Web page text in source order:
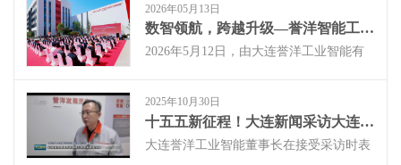
来战略规划展开深入座谈。
业智能有限公司主办的首届AI赋能制造业
发展国际研讨会，在为期一天的密集议程
后圆满落幕。会议汇聚全球近200位业界
2026年05月13日
数智领航，跨越升级—誉洋智能工厂建设成果及国际研讨会圆满落幕
2026年5月12日，由大连誉洋工业智能有
重举行。作为国家级重点“小巨人”企业，
我们荣幸地邀请到了来自国内外航空航
天、汽车船舶、智能制造等领域的200余
2025年10月30日
十五五新征程！大连新闻采访大连誉洋董事长
大连誉洋工业智能董事长在接受采访时表